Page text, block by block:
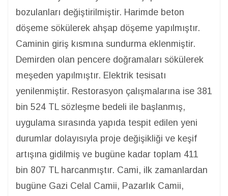
bozulanları değiştirilmiştir. Harimde beton
döşeme sökülerek ahşap döşeme yapılmıştır.
Caminin giriş kısmına sundurma eklenmiştir.
Demirden olan pencere doğramaları sökülerek
meşeden yapılmıştır. Elektrik tesisatı
yenilenmiştir. Restorasyon çalışmalarına ise 381
bin 524 TL sözleşme bedeli ile başlanmış,
uygulama sırasında yapıda tespit edilen yeni
durumlar dolayısıyla proje değişikliği ve keşif
artışına gidilmiş ve bugüne kadar toplam 411
bin 807 TL harcanmıştır. Cami, ilk zamanlardan
bugüne Gazi Celal Camii, Pazarlık Camii,